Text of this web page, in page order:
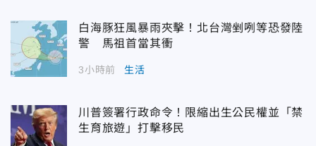
白海豚狂風暴雨夾擊！北台灣剉咧等恐發陸
警 馬祖首當其衝
3小時前 生活
川普簽署行政命令！限縮出生公民權並「禁
生育旅遊」打擊移民